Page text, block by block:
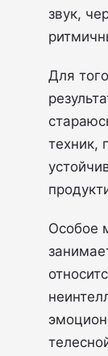
звук,
Для
техник,
Особое